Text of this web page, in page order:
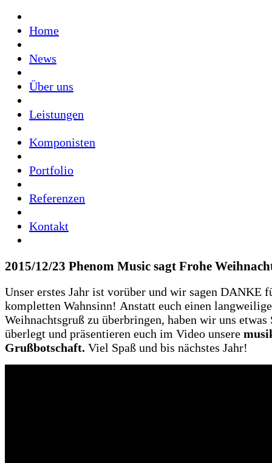
Home
News
Über uns
Leistungen
Komponisten
Portfolio
Referenzen
Kontakt
2015/12/23 Phenom Music sagt Frohe
Unser erstes Jahr ist vorüber und wir sagen DANKE
kompletten Wahnsinn! Anstatt euch einen
Weihnachtsgruß zu überbringen, haben wir uns etwas
überlegt und präsentieren euch im Video unsere
Grußbotschaft. Viel Spaß und bis nächstes Jahr!